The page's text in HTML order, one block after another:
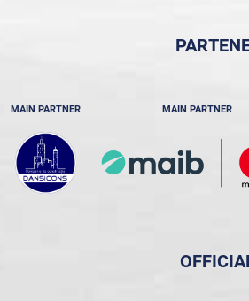
MAIN PARTNER MAIN PARTNER